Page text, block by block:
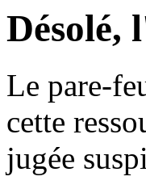
Désolé,
Le pare-
cette
jugée